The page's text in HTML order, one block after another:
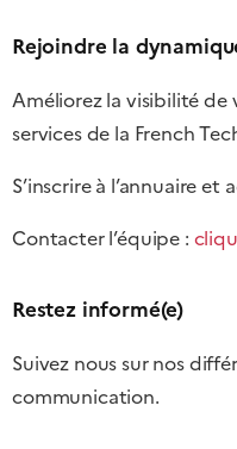
Rejoindre la
Améliorez la visibilité
services de la French
S’inscrire à l’annuaire et
Contacter l’équipe :
Restez informé(e)
Suivez nous sur nos
communication.